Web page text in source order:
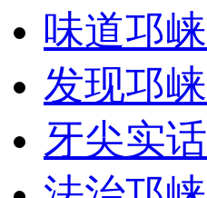
味道邛崃
发现邛崃
牙尖实话